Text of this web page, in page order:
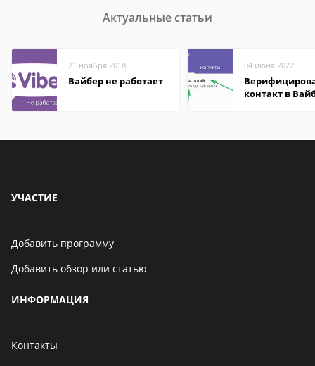
Актуальные статьи
21 ноября 2018
Вайбер не работает
04 июня 2022
контакт в
УЧАСТИЕ
Добавить программу
Добавить обзор или статью
ИНФОРМАЦИЯ
Контакты